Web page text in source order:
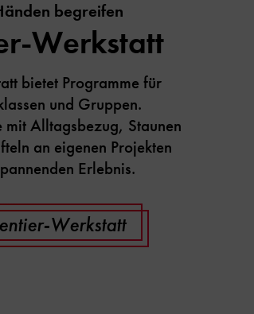
begreifen
Werkstatt
bietet Programme für
und Gruppen.
Alltagsbezug, Staunen
an eigenen Projekten
Erlebnis.
Werkstatt